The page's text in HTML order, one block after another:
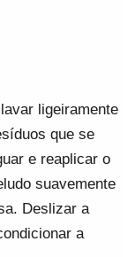
ligeiramente
que se
e reaplicar o
suavemente
Deslizar a
a